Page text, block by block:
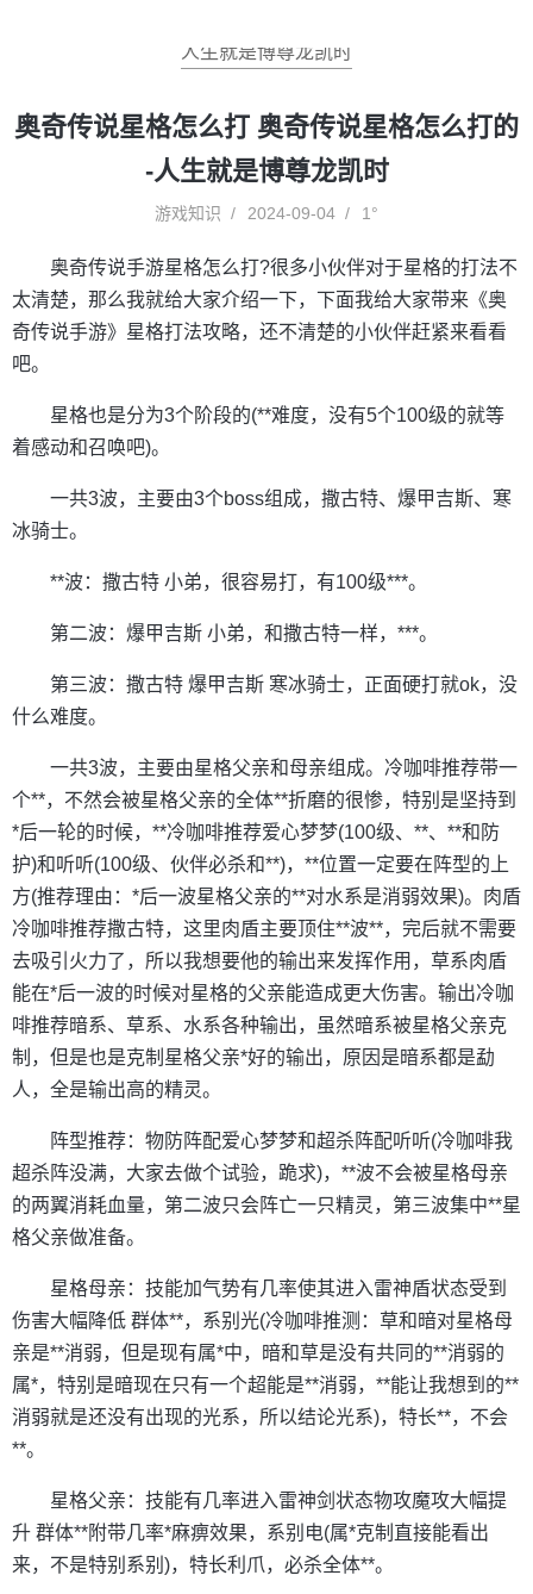
人生就是博尊龙凯时
奥奇传说星格怎么打 奥奇传说星格怎么打的
-人生就是博尊龙凯时
游戏知识 2024-09-04 1°
奥奇传说手游星格怎么打?很多小伙伴对于星格的打法不
太清楚，那么我就给大家介绍一下，下面我给大家带来《奥
奇传说手游》星格打法攻略，还不清楚的小伙伴赶紧来看看
吧。
星格也是分为3个阶段的(**难度，没有5个100级的就等
着感动和召唤吧)。
一共3波，主要由3个boss组成，撒古特、爆甲吉斯、寒
冰骑士。
**波：撒古特 小弟，很容易打，有100级***。
第二波：爆甲吉斯 小弟，和撒古特一样，***。
第三波：撒古特 爆甲吉斯 寒冰骑士，正面硬打就ok，没
什么难度。
一共3波，主要由星格父亲和母亲组成。冷咖啡推荐带一
个**，不然会被星格父亲的全体**折磨的很惨，特别是坚持到
*后一轮的时候，**冷咖啡推荐爱心梦梦(100级、**、**和防
护)和听听(100级、伙伴必杀和**)，**位置一定要在阵型的上
方(推荐理由：*后一波星格父亲的**对水系是消弱效果)。肉盾
冷咖啡推荐撒古特，这里肉盾主要顶住**波**，完后就不需要
去吸引火力了，所以我想要他的输出来发挥作用，草系肉盾
能在*后一波的时候对星格的父亲能造成更大伤害。输出冷咖
啡推荐暗系、草系、水系各种输出，虽然暗系被星格父亲克
制，但是也是克制星格父亲*好的输出，原因是暗系都是勐
人，全是输出高的精灵。
阵型推荐：物防阵配爱心梦梦和超杀阵配听听(冷咖啡我
超杀阵没满，大家去做个试验，跪求)，**波不会被星格母亲
的两翼消耗血量，第二波只会阵亡一只精灵，第三波集中**星
格父亲做准备。
星格母亲：技能加气势有几率使其进入雷神盾状态受到
伤害大幅降低 群体**，系别光(冷咖啡推测：草和暗对星格母
亲是**消弱，但是现有属*中，暗和草是没有共同的**消弱的
属*，特别是暗现在只有一个超能是**消弱，**能让我想到的**
消弱就是还没有出现的光系，所以结论光系)，特长**，不会
**。
星格父亲：技能有几率进入雷神剑状态物攻魔攻大幅提
升 群体**附带几率*麻痹效果，系别电(属*克制直接能看出
来，不是特别系别)，特长利爪，必杀全体**。